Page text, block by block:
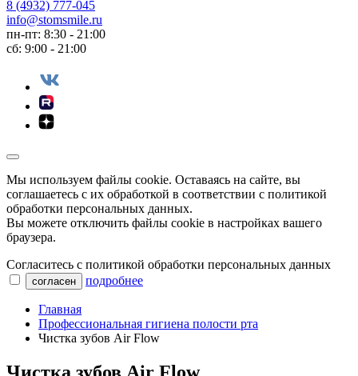
8 (4932) 777-045
info@stomsmile.ru
пн-пт: 8:30 - 21:00
сб: 9:00 - 21:00
Мы используем файлы сookie. Оставаясь на сайте, вы
соглашаетесь с их обработкой в соответствии с политикой
обработки персональных данных.
Вы можете отключить файлы cookie в настройках вашего
браузера.
Согласитесь с политикой обработки персональных данных
согласен подробнее
Главная
Профессиональная гигиена полости рта
Чистка зубов Air Flow